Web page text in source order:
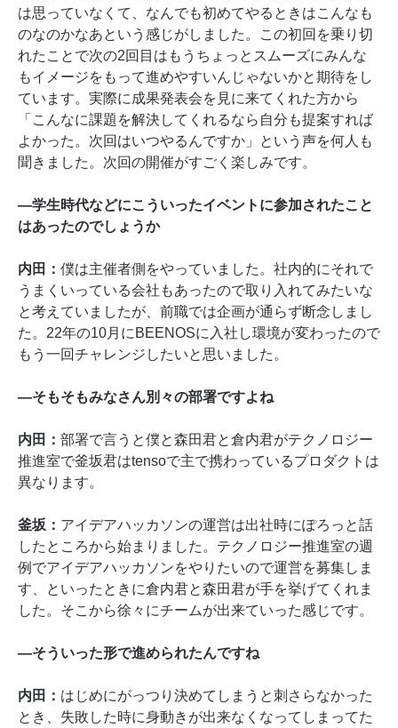
は思っていなくて、なんでも初めてやるときはこんなも
のなのかなあという感じがしました。この初回を乗り切
れたことで次の2回目はもうちょっとスムーズにみんな
もイメージをもって進めやすいんじゃないかと期待をし
ています。実際に成果発表会を見に来てくれた方から
「こんなに課題を解決してくれるなら自分も提案すれば
よかった。次回はいつやるんですか」という声を何人も
聞きました。次回の開催がすごく楽しみです。
―学生時代などにこういったイベントに参加されたこと
はあったのでしょうか
内田： 僕は主催者側をやっていました。社内的にそれで
うまくいっている会社もあったので取り入れてみたいな
と考えていましたが、前職では企画が通らず断念しまし
た。22年の10月にBEENOSに入社し環境が変わったので
もう一回チャレンジしたいと思いました。
―そもそもみなさん別々の部署ですよね
内田： 部署で言うと僕と森田君と倉内君がテクノロジー
推進室で釜坂君はtensoで主で携わっているプロダクトは
異なります。
釜坂： アイデアハッカソンの運営は出社時にぽろっと話
したところから始まりました。テクノロジー推進室の週
例でアイデアハッカソンをやりたいので運営を募集しま
す、といったときに倉内君と森田君が手を挙げてくれま
した。そこから徐々にチームが出来ていった感じです。
―そういった形で進められたんですね
内田： はじめにがっつり決めてしまうと刺さらなかった
とき、失敗した時に身動きが出来なくなってしまってた